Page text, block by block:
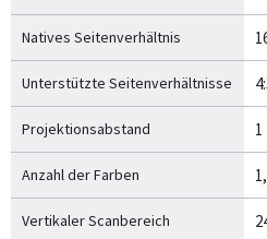
Natives Seitenverhältnis
Unterstützte Seitenverhältnisse
Projektionsabstand 1
Anzahl der Farben
Vertikaler Scanbereich